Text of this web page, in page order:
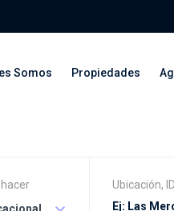
Somos Propiedades
Ubicación,